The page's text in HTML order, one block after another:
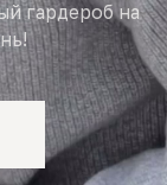
гардероб на